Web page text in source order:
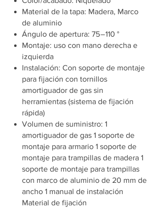
Material de la tapa: Madera, Marco
de aluminio
Ángulo de apertura: 75 – 110 °
Montaje: uso con mano derecha e
izquierda
Instalación: Con soporte de montaje
para fijación con tornillos
amortiguador de gas sin
herramientas (sistema de fijación
rápida)
Volumen de suministro: 1
amortiguador de gas 1 soporte de
montaje para armario 1 soporte de
montaje para trampillas de madera 1
soporte de montaje para trampillas
con marco de aluminio de 20 mm de
ancho 1 manual de instalación
Material de fijación